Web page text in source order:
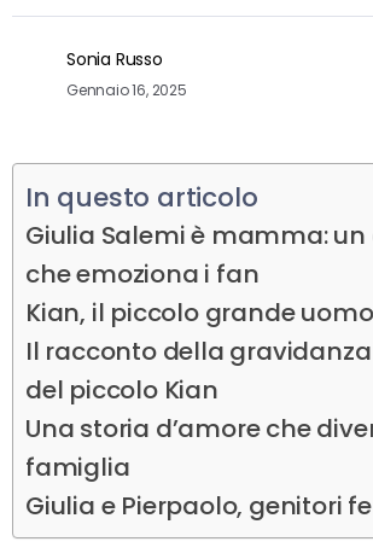
Sonia Russo
Gennaio 16, 2025
In questo articolo
Giulia Salemi è mamma:
che emoziona i fan
Kian, il piccolo grande uomo
Il racconto della gravidanza
del piccolo Kian
Una storia d’amore che
famiglia
Giulia e Pierpaolo, genitori